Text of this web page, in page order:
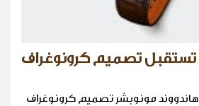
تستقبل تصميم كرونوغراف
هاندووند مونوبشر تصميم كرونوغراف